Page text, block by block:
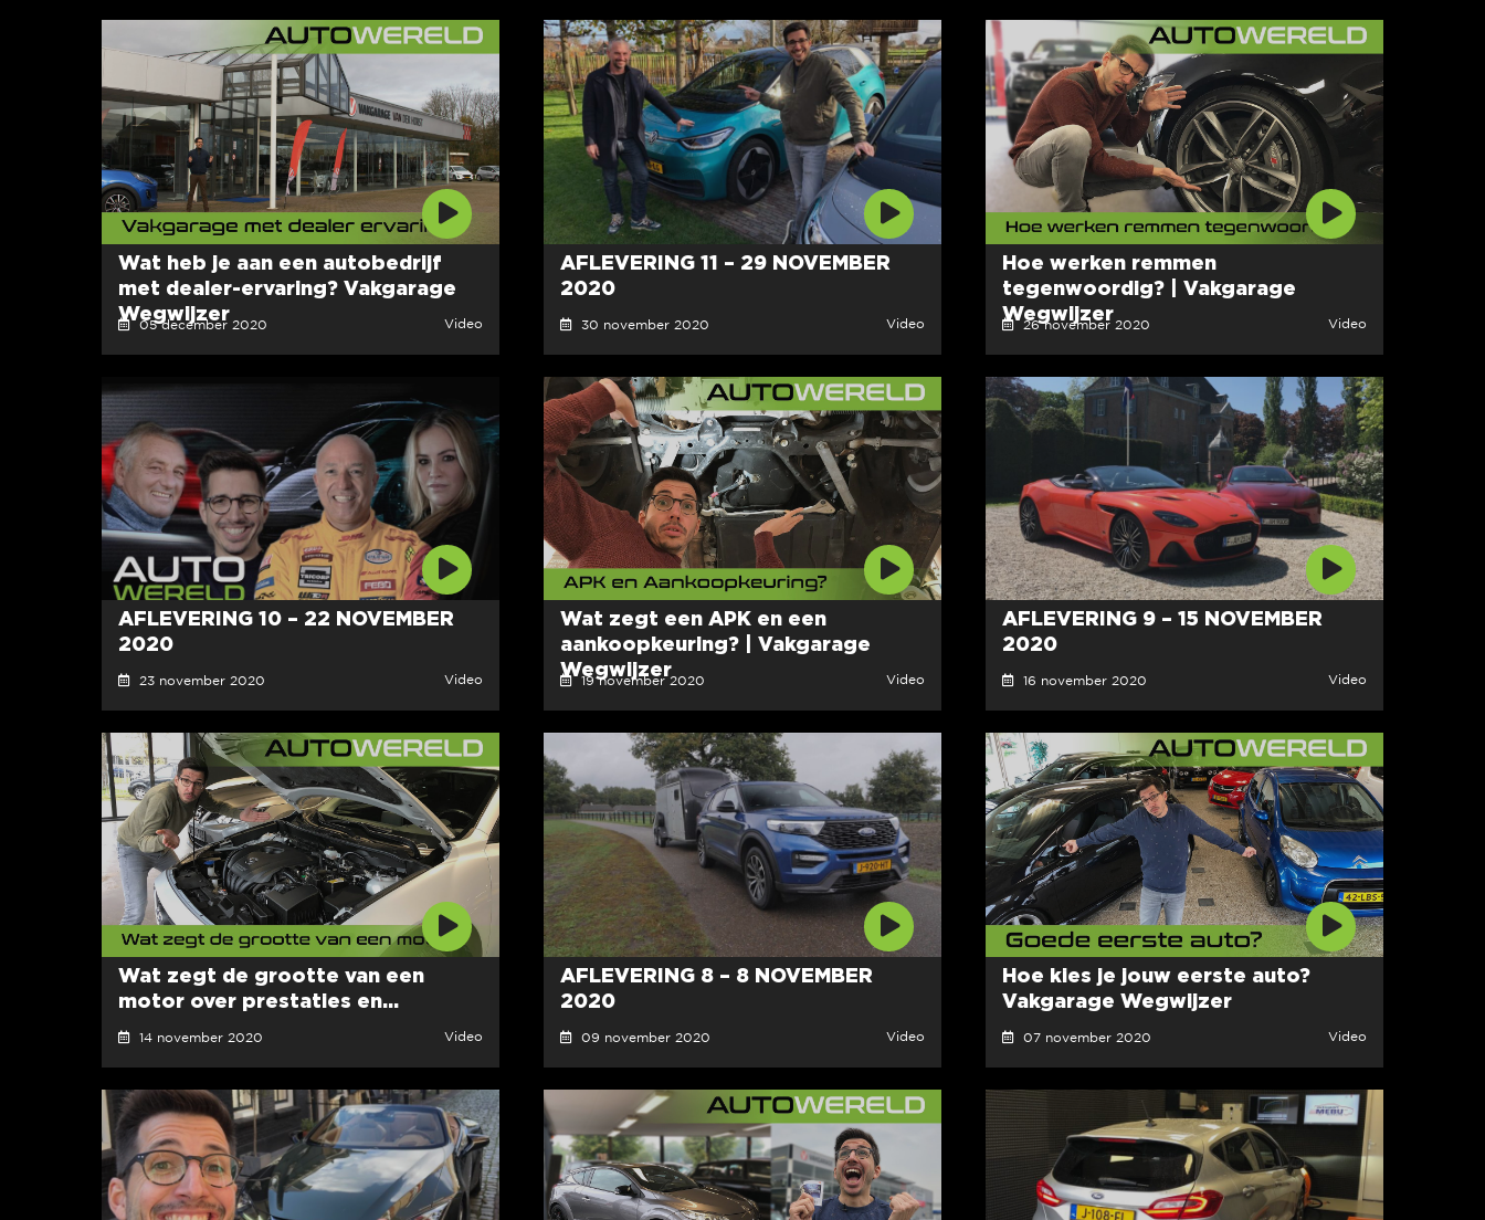
Wat heb je aan een autobedrijf
met dealer-ervaring? Vakgarage
Wegwijzer
05 december 2020 Video
AFLEVERING 11 – 29 NOVEMBER
2020
30 november 2020 Video
Hoe werken remmen
tegenwoordig? | Vakgarage
Wegwijzer
26 november 2020 Video
AFLEVERING 10 – 22 NOVEMBER
2020
23 november 2020 Video
Wat zegt een APK en een
aankoopkeuring? | Vakgarage
Wegwijzer
19 november 2020 Video
AFLEVERING 9 – 15 NOVEMBER
2020
16 november 2020 Video
Wat zegt de grootte van een
motor over prestaties en...
14 november 2020 Video
AFLEVERING 8 – 8 NOVEMBER
2020
09 november 2020 Video
Hoe kies je jouw eerste auto?
Vakgarage Wegwijzer
07 november 2020 Video